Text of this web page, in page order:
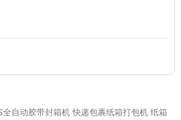
自动胶带封箱机 快递包裹纸箱打包机 纸箱